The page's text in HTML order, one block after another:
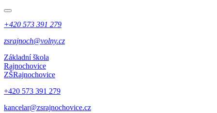
+420 573 391 279
zsrajnoch@volny.cz
Základní škola
Rajnochovice
ZŠRajnochovice
+420 573 391 279
kancelar@zsrajnochovice.cz